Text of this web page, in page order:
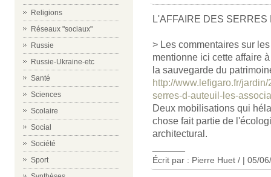
Religions
Réseaux "sociaux"
Russie
Russie-Ukraine-etc
Santé
Sciences
Scolaire
Social
Société
Sport
L'AFFAIRE DES SERRES
> Les commentaires sur
mentionne ici cette affaire
la sauvegarde du
http://www.lefigaro.fr/
serres-d-auteuil-les-
Deux mobilisations qui
chose fait partie de
architectural.
Écrit par : Pierre Huet / | 05/